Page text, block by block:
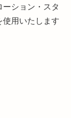
ション・スタ
用いたします